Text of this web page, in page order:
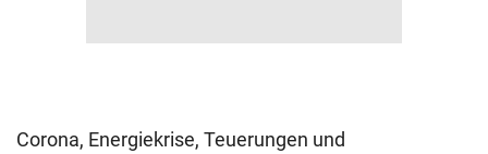
Corona, Energiekrise, Teuerungen und